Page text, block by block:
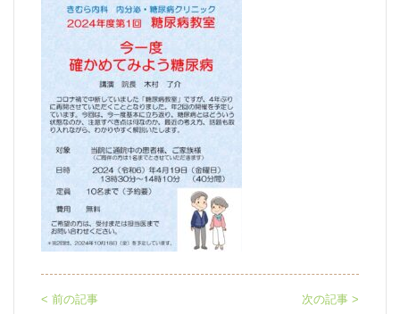
< 前の記事 次の記事 >